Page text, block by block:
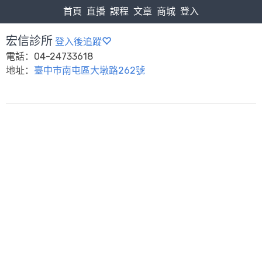
首頁 直播 課程 文章 商城 登入
宏信診所 登入後追蹤
電話：04-24733618
地址： 臺中巿南屯區大墩路262號